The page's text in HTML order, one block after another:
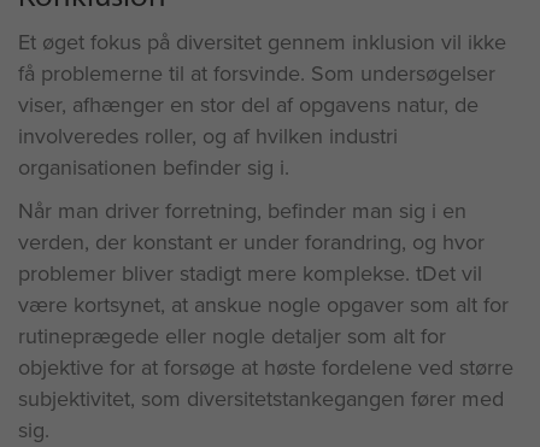
Et øget fokus på diversitet gennem inklusion vil ikke
få problemerne til at forsvinde. Som undersøgelser
viser, afhænger en stor del af opgavens natur, de
involveredes roller, og af hvilken industri
organisationen befinder sig i.
Når man driver forretning, befinder man sig i en
verden, der konstant er under forandring, og hvor
problemer bliver stadigt mere komplekse. tDet vil
være kortsynet, at anskue nogle opgaver som alt for
rutineprægede eller nogle detaljer som alt for
objektive for at forsøge at høste fordelene ved større
subjektivitet, som diversitetstankegangen fører med
sig.